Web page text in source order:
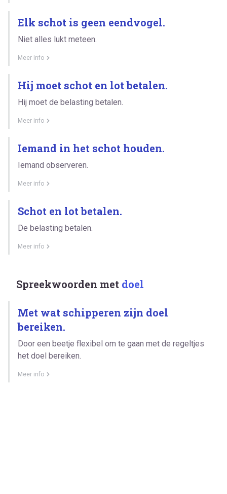
Elk schot is geen eendvogel.
Niet alles lukt meteen.
Meer info
Hij moet schot en lot betalen.
Hij moet de belasting betalen.
Meer info
Iemand in het schot houden.
Iemand observeren.
Meer info
Schot en lot betalen.
De belasting betalen.
Meer info
Spreekwoorden met doel
Met wat schipperen zijn doel
bereiken.
Door een beetje flexibel om te gaan met de regeltjes
het doel bereiken.
Meer info